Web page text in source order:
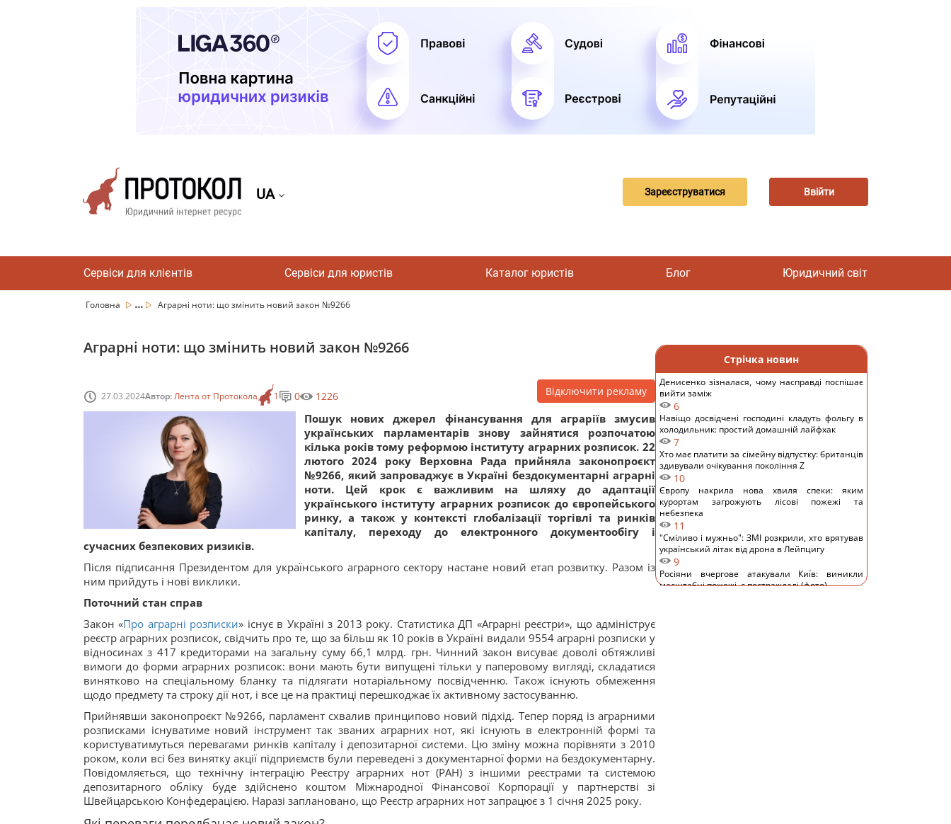
UA Зареєструватися Ввійти
Сервіси для клієнтів Сервіси для юристів Каталог юристів Блог Юридичний світ
Головна ... Аграрні ноти: що змінить новий закон №9266
Аграрні ноти: що змінить новий закон №9266
27.03.2024Автор:Лента от Протокола 1 0 1226 Відключити рекламу
Пошук нових джерел фінансування для аграріїв змусив
українських парламентарів знову зайнятися розпочатою
кілька років тому реформою інституту аграрних розписок. 22
лютого 2024 року Верховна Рада прийняла законопроєкт
№9266, який запроваджує в Україні бездокументарні аграрні
ноти. Цей крок є важливим на шляху до адаптації
українського інституту аграрних розписок до європейського
ринку, а також у контексті глобалізації торгівлі та ринків
капіталу, переходу до електронного документообігу і
сучасних безпекових ризиків.
Після підписання Президентом для українського аграрного сектору настане новий етап розвитку. Разом із
ним прийдуть і нові виклики.
Поточний стан справ
Закон «Про аграрні розписки» існує в Україні з 2013 року. Статистика ДП «Аграрні реєстри», що адмініструє
реєстр аграрних розписок, свідчить про те, що за більш як 10 років в Україні видали 9554 аграрні розписки у
відносинах з 417 кредиторами на загальну суму 66,1 млрд. грн. Чинний закон висуває доволі обтяжливі
вимоги до форми аграрних розписок: вони мають бути випущені тільки у паперовому вигляді, складатися
винятково на спеціальному бланку та підлягати нотаріальному посвідченню. Також існують обмеження
щодо предмету та строку дії нот, і все це на практиці перешкоджає їх активному застосуванню.
Прийнявши законопроєкт №9266, парламент схвалив принципово новий підхід. Тепер поряд із аграрними
розписками існуватиме новий інструмент так званих аграрних нот, які існують в електронній формі та
користуватимуться перевагами ринків капіталу і депозитарної системи. Цю зміну можна порівняти з 2010
роком, коли всі без винятку акції підприємств були переведені з документарної форми на бездокументарну.
Повідомляється, що технічну інтеграцію Реєстру аграрних нот (РАН) з іншими реєстрами та системою
депозитарного обліку буде здійснено коштом Міжнародної Фінансової Корпорації у партнерстві зі
Швейцарською Конфедерацією. Наразі заплановано, що Реєстр аграрних нот запрацює з 1 січня 2025 року.
Стрічка новин
Денисенко зізналася, чому насправді поспішає
вийти заміж
6
Навіщо досвідчені господині кладуть фольгу в
холодильник: простий домашній лайфхак
7
Хто має платити за сімейну відпустку: британців
здивували очікування покоління Z
10
Європу накрила нова хвиля спеки: яким
курортам загрожують лісові пожежі та
небезпека
11
"Сміливо і мужньо": ЗМІ розкрили, хто врятував
український літак від дрона в Лейпцигу
9
Росіяни вчергове атакували Київ: виникли
масштабні пожежі, є постраждалі (фото)